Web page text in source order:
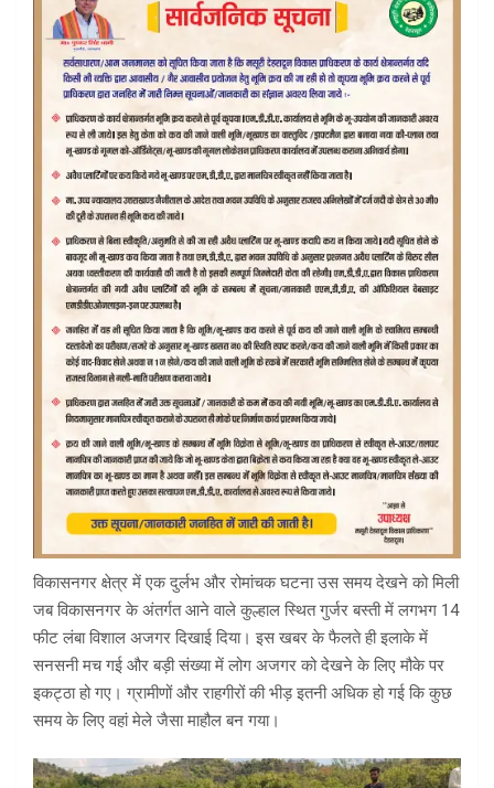
विकासनगर क्षेत्र में एक दुर्लभ और रोमांचक घटना उस समय देखने को मिली
जबविकासनगरके अंतर्गत आने वालेकुल्हालस्थित गुर्जर बस्ती में लगभग 14
फीट लंबा विशाल अजगर दिखाई दिया। इस खबर के फैलते ही इलाके में
सनसनी मच गई और बड़ी संख्या में लोग अजगर को देखने के लिए मौके पर
इकट्ठा हो गए। ग्रामीणों और राहगीरों की भीड़ इतनी अधिक हो गई कि कुछ
समय के लिए वहां मेले जैसा माहौल बन गया।